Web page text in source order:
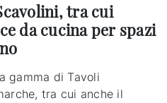
tra cui
da cucina per spazi
gamma di Tavoli
tra cui anche il